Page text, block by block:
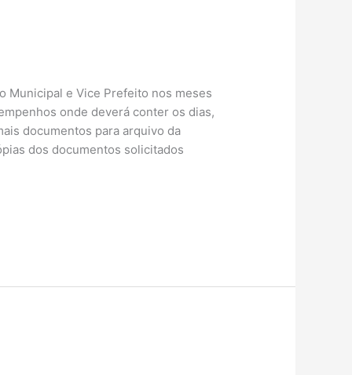
Municipal e Vice Prefeito nos meses
onde deverá conter os dias,
documentos para arquivo da
dos documentos solicitados